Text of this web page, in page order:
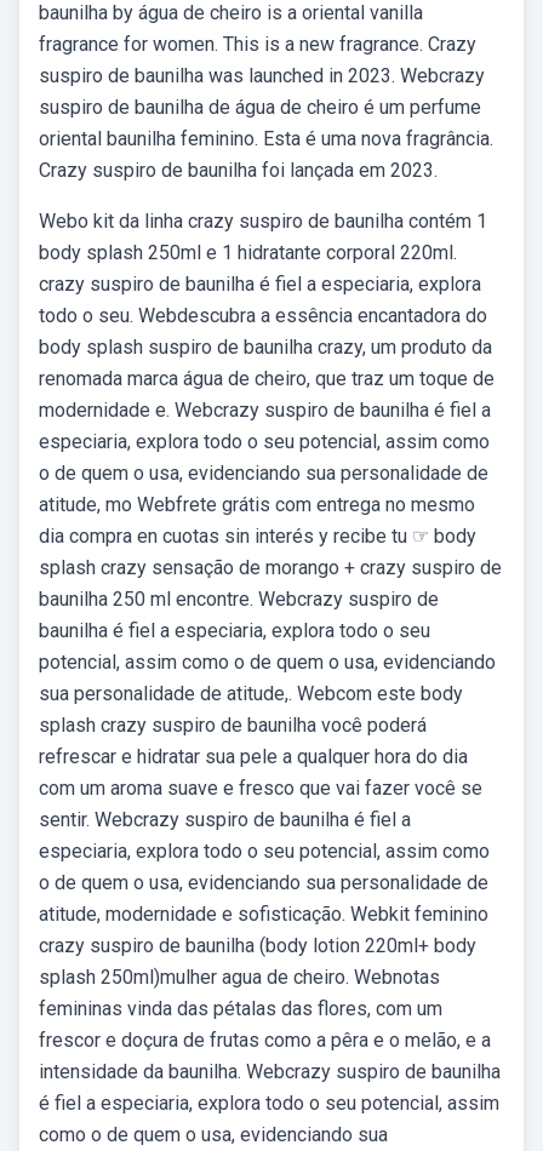
baunilha by água de cheiro is a oriental vanilla
fragrance for women. This is a new fragrance. Crazy
suspiro de baunilha was launched in 2023. Webcrazy
suspiro de baunilha de água de cheiro é um perfume
oriental baunilha feminino. Esta é uma nova fragrância.
Crazy suspiro de baunilha foi lançada em 2023.
Webo kit da linha crazy suspiro de baunilha contém 1
body splash 250ml e 1 hidratante corporal 220ml.
crazy suspiro de baunilha é fiel a especiaria, explora
todo o seu. Webdescubra a essência encantadora do
body splash suspiro de baunilha crazy, um produto da
renomada marca água de cheiro, que traz um toque de
modernidade e. Webcrazy suspiro de baunilha é fiel a
especiaria, explora todo o seu potencial, assim como
o de quem o usa, evidenciando sua personalidade de
atitude, mo Webfrete grátis com entrega no mesmo
dia compra en cuotas sin interés y recibe tu ☞ body
splash crazy sensação de morango + crazy suspiro de
baunilha 250 ml encontre. Webcrazy suspiro de
baunilha é fiel a especiaria, explora todo o seu
potencial, assim como o de quem o usa, evidenciando
sua personalidade de atitude,. Webcom este body
splash crazy suspiro de baunilha você poderá
refrescar e hidratar sua pele a qualquer hora do dia
com um aroma suave e fresco que vai fazer você se
sentir. Webcrazy suspiro de baunilha é fiel a
especiaria, explora todo o seu potencial, assim como
o de quem o usa, evidenciando sua personalidade de
atitude, modernidade e sofisticação. Webkit feminino
crazy suspiro de baunilha (body lotion 220ml+ body
splash 250ml)mulher agua de cheiro. Webnotas
femininas vinda das pétalas das flores, com um
frescor e doçura de frutas como a pêra e o melão, e a
intensidade da baunilha. Webcrazy suspiro de baunilha
é fiel a especiaria, explora todo o seu potencial, assim
como o de quem o usa, evidenciando sua